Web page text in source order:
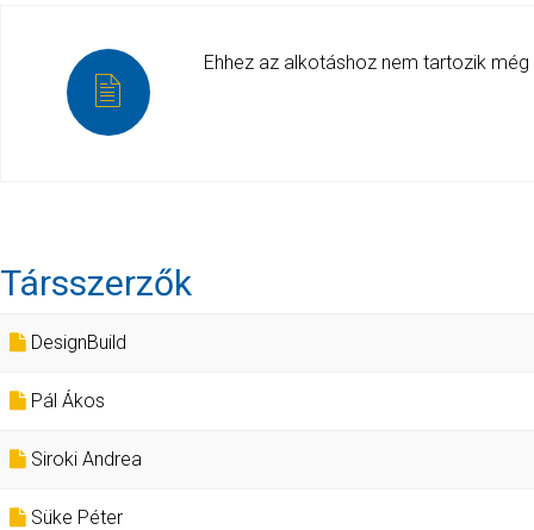
Ehhez az alkotáshoz nem tartozik
Társszerzők
DesignBuild
Pál Ákos
Siroki Andrea
Süke Péter